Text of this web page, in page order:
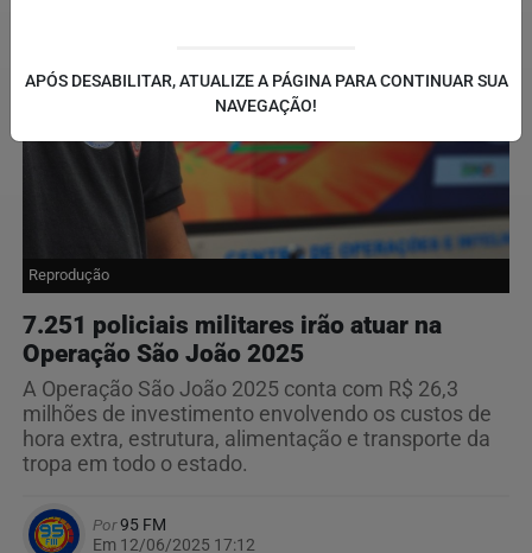
Reprodução
7.251 policiais militares irão atuar na
Operação São João 2025
A Operação São João 2025 conta com R$ 26,3
milhões de investimento envolvendo os custos de
hora extra, estrutura, alimentação e transporte da
tropa em todo o estado.
Por95 FM
Em 12/06/2025 17:12
APÓS DESABILITAR, ATUALIZE A PÁGINA PARA CONTINUAR SUA
NAVEGAÇÃO!